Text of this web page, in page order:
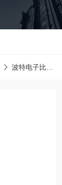
波特电子比色仪